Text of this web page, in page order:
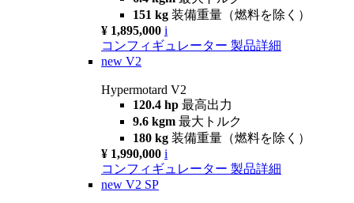
151 kg 装備重量（燃料を除く）
¥ 1,895,000 i
コンフィギュレーター 製品詳細
new V2
Hypermotard V2
120.4 hp 最高出力
9.6 kgm 最大トルク
180 kg 装備重量（燃料を除く）
¥ 1,990,000 i
コンフィギュレーター 製品詳細
new V2 SP